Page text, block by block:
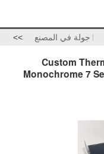
جولة في المصنع >>
Custom
Monochrome 7